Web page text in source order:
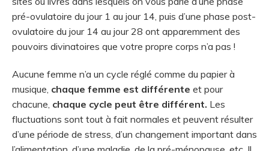
pré-ovulatoire du jour 1 au jour 14, puis d’une phase post-
ovulatoire du jour 14 au jour 28 ont apparemment des
pouvoirs divinatoires que votre propre corps n’a pas !
Aucune femme n’a un cycle réglé comme du papier à
musique, chaque femme est différente et pour
chacune, chaque cycle peut être différent. Les
fluctuations sont tout à fait normales et peuvent résulter
d’une période de stress, d’un changement important dans